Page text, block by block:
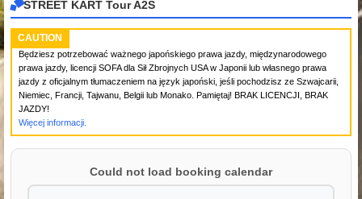
STREET KART Tour A2S
CAUTION
Będziesz potrzebować ważnego japońskiego prawa jazdy, międzynarodowego
prawa jazdy, licencji SOFA dla Sił Zbrojnych USA w Japonii lub własnego prawa
jazdy z oficjalnym tłumaczeniem na język japoński, jeśli pochodzisz ze Szwajcarii,
Niemiec, Francji, Tajwanu, Belgii lub Monako. Pamiętaj! BRAK LICENCJI, BRAK
JAZDY!
Więcej informacji.
Could not load booking calendar